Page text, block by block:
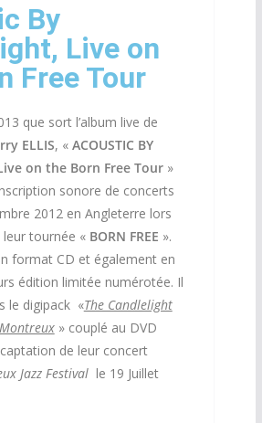
By
Live on
Free Tour
que sort l’album live de
ELLIS, « ACOUSTIC BY
on the Born Free Tour »
sonore de concerts
2012 en Angleterre lors
tournée « BORN FREE ».
format CD et également en
édition limitée numérotée. Il
le digipack «The Candlelight
» couplé au DVD
de leur concert
Jazz Festivalle 19 Juillet